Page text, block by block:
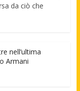
da ciò che
nell’ultima
Armani